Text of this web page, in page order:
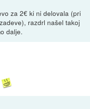
za 2€ ki ni delovala (pri
razdrl našel takoj
dalje.